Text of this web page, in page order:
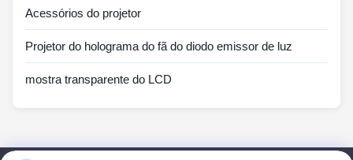
Acessórios do projetor
Projetor do holograma do fã do diodo emissor de luz
mostra transparente do LCD